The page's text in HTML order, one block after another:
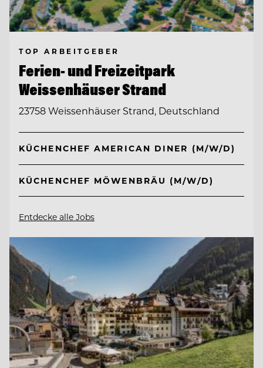
TOP ARBEITGEBER
Ferien- und Freizeitpark
Weissenhäuser Strand
23758 Weissenhäuser Strand, Deutschland
KÜCHENCHEF AMERICAN DINER (M/W/D)
KÜCHENCHEF MÖWENBRÄU (M/W/D)
Entdecke alle Jobs